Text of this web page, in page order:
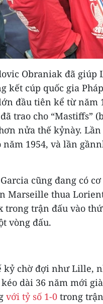
Obraniak đã giúp
kết cúp quốc gia
đầu tiên kể từ năm
trao cho “Mastiffs”
nửa thế kỷnày.
1954, và lần
cũng đang có
Marseille thua
trong trận đấu vào
vòng đấu.
kỷ chờ đợi như Lille,
dài 36 năm mới
với tỷ số 1-0 trong